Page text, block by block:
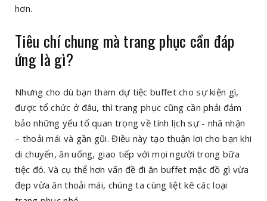
hơn.
Tiêu chí chung mà trang phục cần đáp
ứng là gì?
Nhưng cho dù bạn tham dự tiệc buffet cho sự kiện gì,
được tổ chức ở đâu, thì trang phục cũng cần phải đảm
bảo những yếu tố quan trọng về tính lịch sự - nhã nhặn
– thoải mái và gần gũi. Điều này tạo thuận lơi cho bạn khi
di chuyển, ăn uống, giao tiếp với mọi người trong bữa
tiệc đó. Và cụ thể hơn vấn đề đi ăn buffet mặc đồ gì vừa
đẹp vừa ăn thoải mái, chúng ta cùng liệt kê các loại